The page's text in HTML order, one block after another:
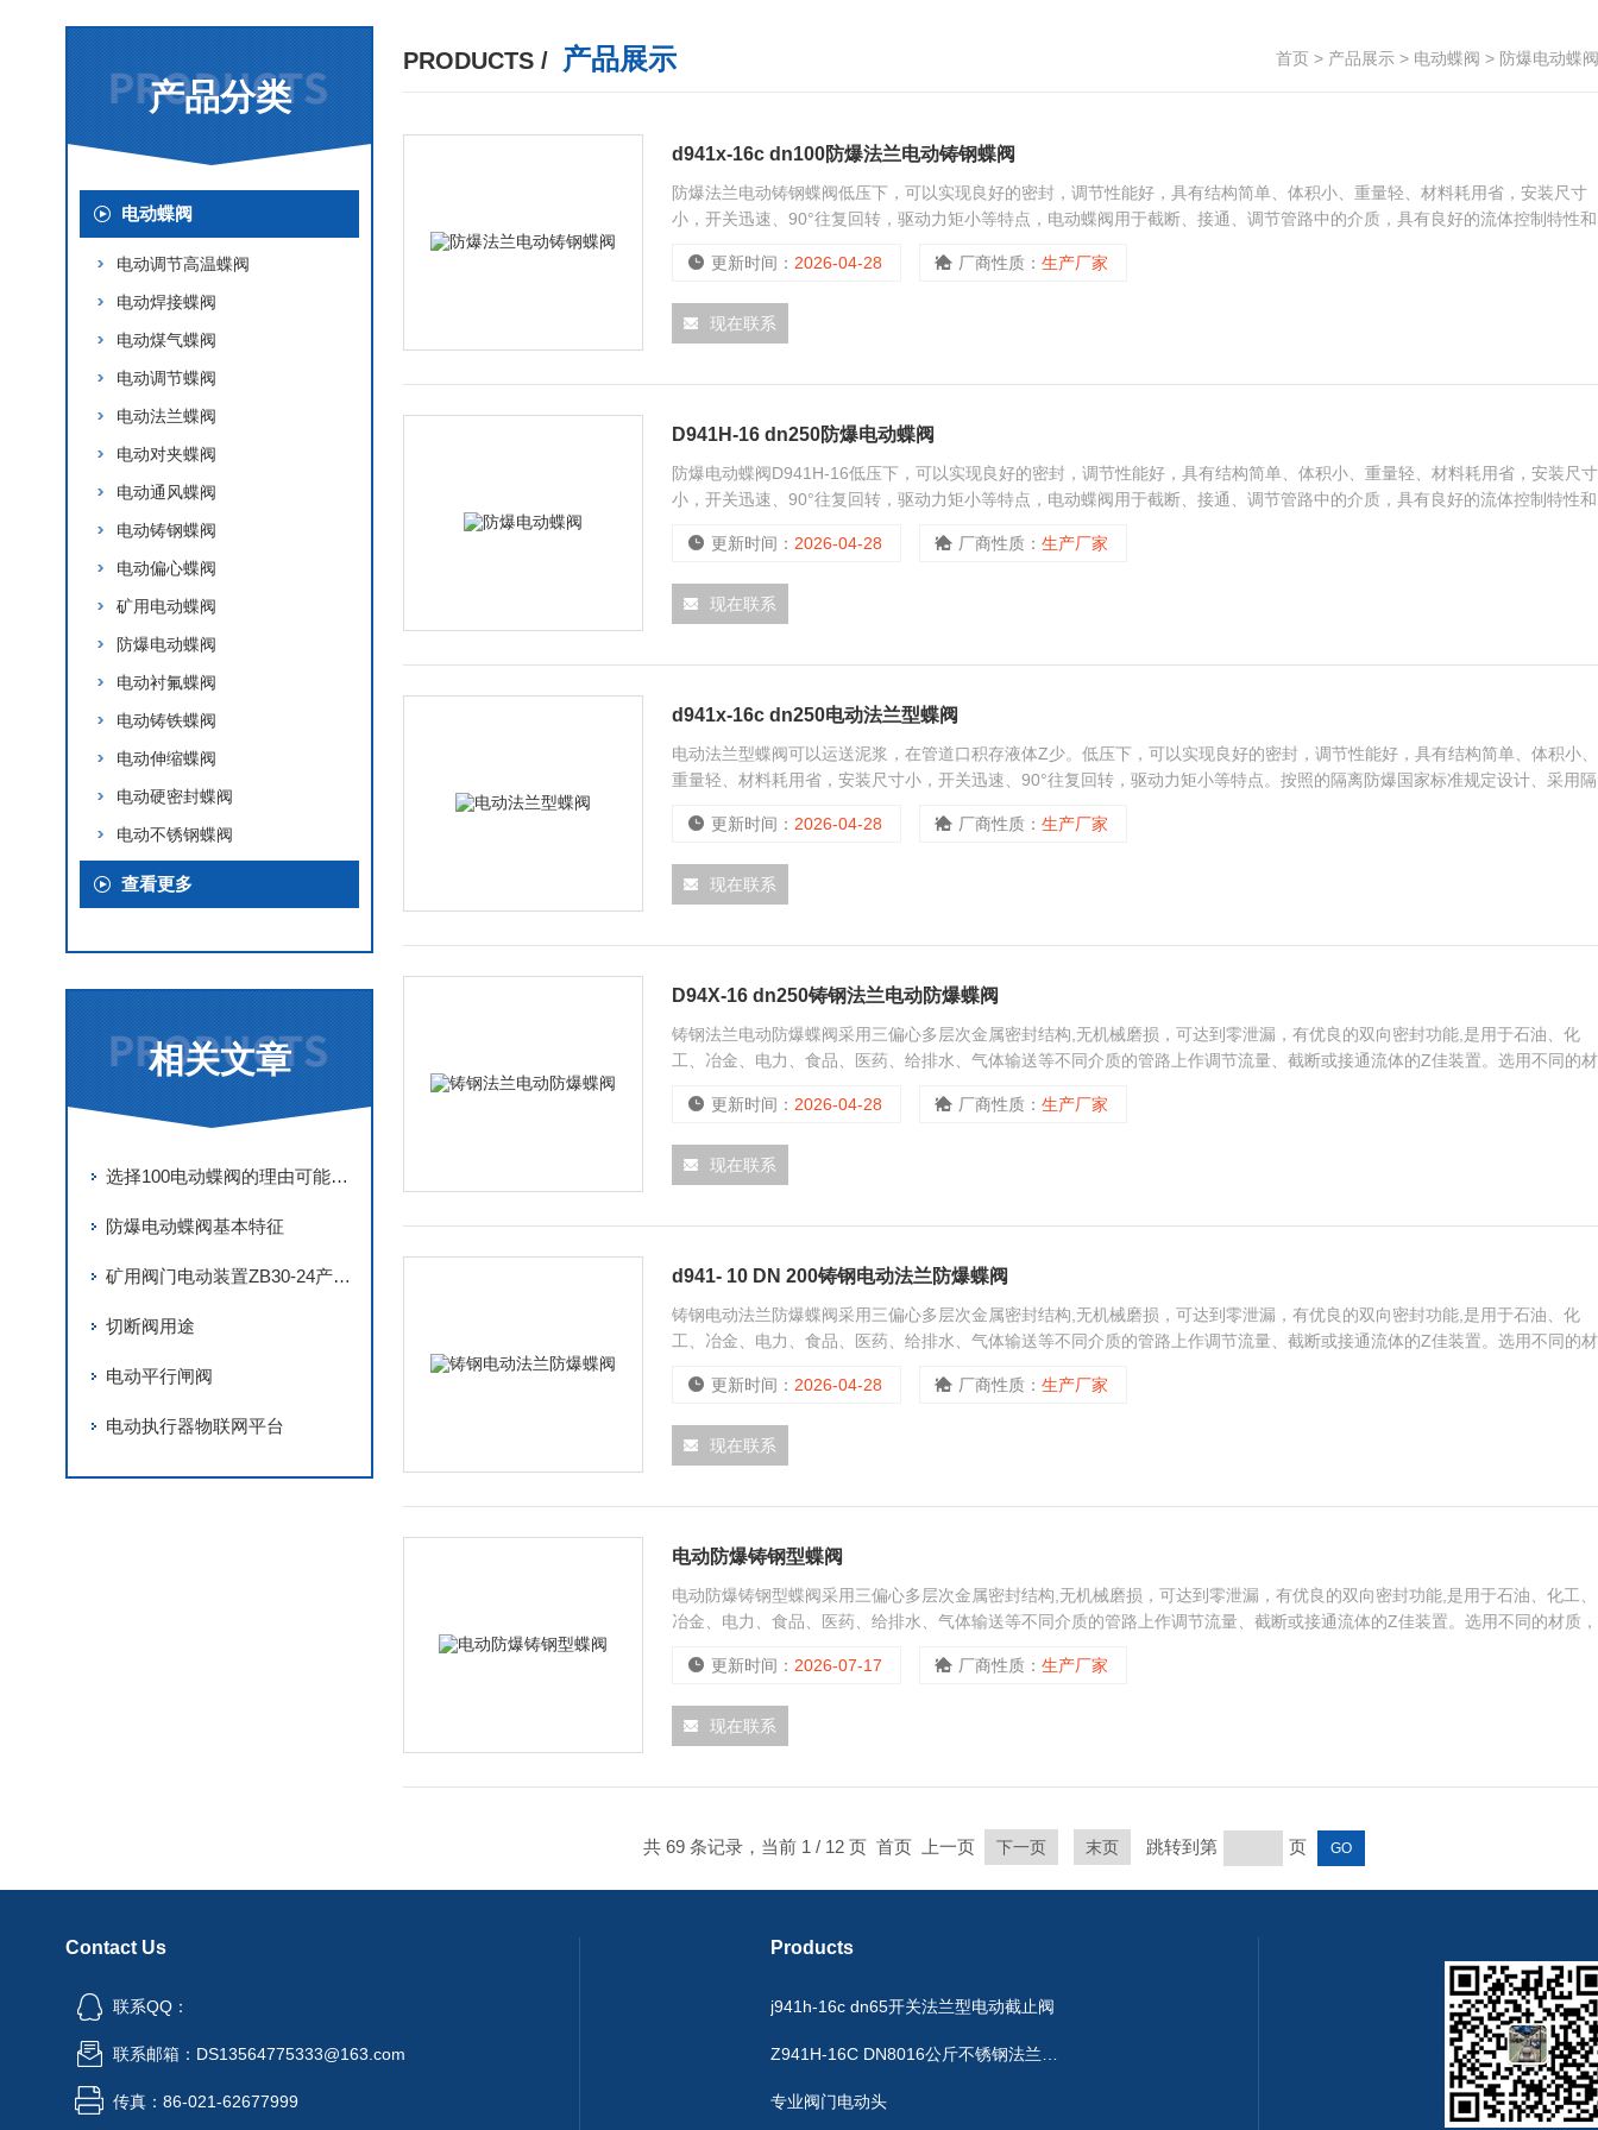
产品分类
电动蝶阀
电动调节高温蝶阀
电动焊接蝶阀
电动煤气蝶阀
电动调节蝶阀
电动法兰蝶阀
电动对夹蝶阀
电动通风蝶阀
电动铸钢蝶阀
电动偏心蝶阀
矿用电动蝶阀
防爆电动蝶阀
电动衬氟蝶阀
电动铸铁蝶阀
电动伸缩蝶阀
电动硬密封蝶阀
电动不锈钢蝶阀
查看更多
相关文章
选择100电动蝶阀的理由可能涉及多个方面
防爆电动蝶阀基本特征
矿用阀门电动装置ZB30-24产品详细说明及安装指导
切断阀用途
电动平行闸阀
电动执行器物联网平台
PRODUCTS / 产品展示 首页 > 产品展示 > 电动蝶阀 > 防爆电动蝶阀
d941x-16c dn100防爆法兰电动铸钢蝶阀
防爆法兰电动铸钢蝶阀低压下，可以实现良好的密封，调节性能好，具有结构简单、体积小、重量轻、材料耗用省，安装尺寸
小，开关迅速、90°往复回转，驱动力矩小等特点，电动蝶阀用于截断、接通、调节管路中的介质，具有良好的流体控制特性和
板的流线形设计，使流体阻力损失小。
更新时间： 2026-04-28 厂商性质： 生产厂家
现在联系
D941H-16 dn250防爆电动蝶阀
防爆电动蝶阀D941H-16低压下，可以实现良好的密封，调节性能好，具有结构简单、体积小、重量轻、材料耗用省，安装尺寸
小，开关迅速、90°往复回转，驱动力矩小等特点，电动蝶阀用于截断、接通、调节管路中的介质，具有良好的流体控制特性和
板的流线形设计.
更新时间： 2026-04-28 厂商性质： 生产厂家
现在联系
d941x-16c dn250电动法兰型蝶阀
电动法兰型蝶阀可以运送泥浆，在管道口积存液体Z少。低压下，可以实现良好的密封，调节性能好，具有结构简单、体积小、
重量轻、材料耗用省，安装尺寸小，开关迅速、90°往复回转，驱动力矩小等特点。按照的隔离防爆国家标准规定设计、采用隔
更新时间： 2026-04-28 厂商性质： 生产厂家
现在联系
D94X-16 dn250铸钢法兰电动防爆蝶阀
铸钢法兰电动防爆蝶阀采用三偏心多层次金属密封结构,无机械磨损，可达到零泄漏，有优良的双向密封功能,是用于石油、化
工、冶金、电力、食品、医药、给排水、气体输送等不同介质的管路上作调节流量、截断或接通流体的Z佳装置。选用不同的材
更新时间： 2026-04-28 厂商性质： 生产厂家
现在联系
d941- 10 DN 200铸钢电动法兰防爆蝶阀
铸钢电动法兰防爆蝶阀采用三偏心多层次金属密封结构,无机械磨损，可达到零泄漏，有优良的双向密封功能,是用于石油、化
工、冶金、电力、食品、医药、给排水、气体输送等不同介质的管路上作调节流量、截断或接通流体的Z佳装置。选用不同的材
更新时间： 2026-04-28 厂商性质： 生产厂家
现在联系
电动防爆铸钢型蝶阀
电动防爆铸钢型蝶阀采用三偏心多层次金属密封结构,无机械磨损，可达到零泄漏，有优良的双向密封功能,是用于石油、化工、
冶金、电力、食品、医药、给排水、气体输送等不同介质的管路上作调节流量、截断或接通流体的Z佳装置。选用不同的材质，
更新时间： 2026-07-17 厂商性质： 生产厂家
现在联系
共 69 条记录，当前 1 / 12 页 首页 上一页 下一页 末页 跳转到第 页
Contact Us
联系QQ：
联系邮箱：DS13564775333@163.com
传真：86-021-62677999
Products
j941h-16c dn65开关法兰型电动截止阀
专业阀门电动头